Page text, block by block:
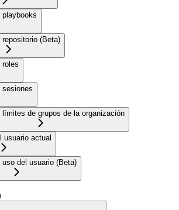
playbooks
repositorio (Beta)
roles
sesiones
límites de grupos de la organización
usuario actual
uso del usuario (Beta)